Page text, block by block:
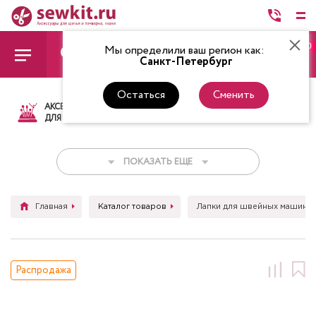
Мы определили ваш регион как:
Санкт-Петербург
Остаться Сменить
0
АКСЕССУАРЫ
ДЛЯ ШИТЬЯ
ТКАНИ НИТКИ
ПОКАЗАТЬ ЕЩЕ
Главная Каталог товаров Лапки для швейных машин
Распродажа